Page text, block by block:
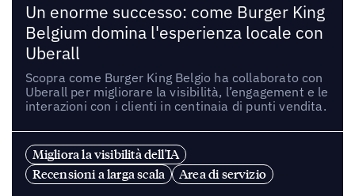
Un enorme successo: come Burger King
Belgium domina l'esperienza locale con
Uberall
Scopra come Burger King Belgio ha collaborato con
Uberall per migliorare la visibilità, l’engagement e le
interazioni con i clienti in centinaia di punti vendita.
Migliora la visibilità dell'IA
Recensioni a larga scala
Area di servizio